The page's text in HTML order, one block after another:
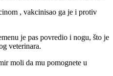
, vakcinisao ga je i protiv
je pas povredio i nogu, što je
veterinara.
moli da mu pomognete u